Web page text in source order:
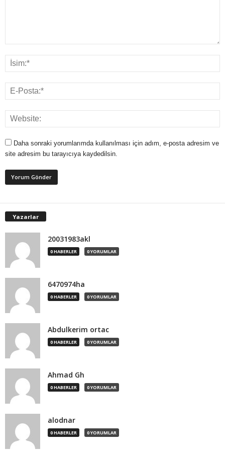
Daha sonraki yorumlarımda kullanılması için adım, e-posta adresim ve
site adresim bu tarayıcıya kaydedilsin.
Yazarlar
20031983akl
0 HABERLER 0 YORUMLAR
6470974ha
0 HABERLER 0 YORUMLAR
Abdulkerim ortac
0 HABERLER 0 YORUMLAR
Ahmad Gh
0 HABERLER 0 YORUMLAR
alodnar
0 HABERLER 0 YORUMLAR